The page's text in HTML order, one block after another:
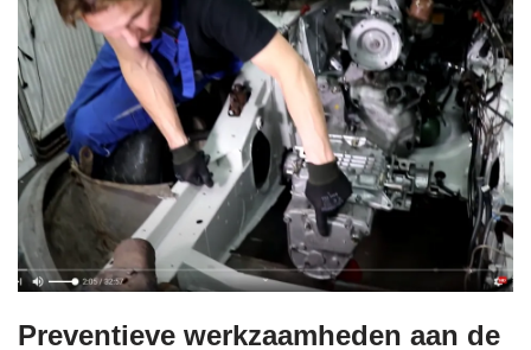
Preventieve werkzaamheden aan de